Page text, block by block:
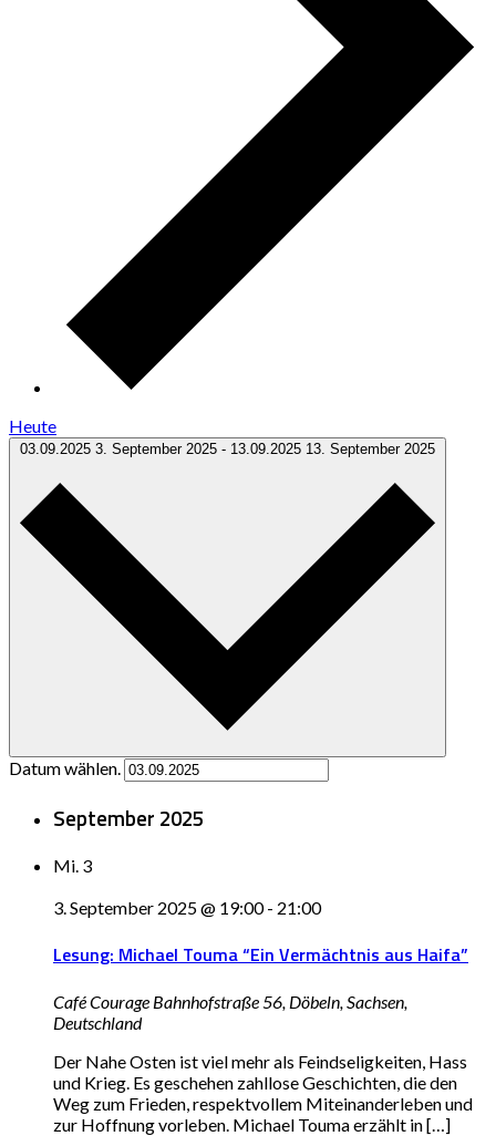
Heute
03.09.2025 3. September 2025 - 13.09.2025 13. September 2025
Datum wählen.
September 2025
Mi. 3
3. September 2025 @ 19:00- 21:00
Lesung: Michael Touma “Ein Vermächtnis aus Haifa”
Café Courage Bahnhofstraße 56, Döbeln, Sachsen,
Deutschland
Der Nahe Osten ist viel mehr als Feindseligkeiten, Hass
und Krieg. Es geschehen zahllose Geschichten, die den
Weg zum Frieden, respektvollem Miteinanderleben und
zur Hoffnung vorleben. Michael Touma erzählt in […]